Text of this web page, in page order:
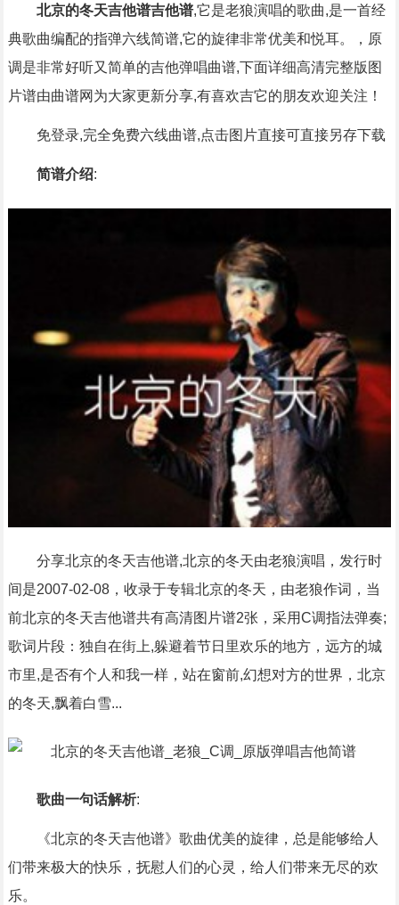
北京的冬天吉他谱吉他谱,它是老狼演唱的歌曲,是一首经
典歌曲编配的指弹六线简谱,它的旋律非常优美和悦耳。，原
调是非常好听又简单的吉他弹唱曲谱,下面详细高清完整版图
片谱由曲谱网为大家更新分享,有喜欢吉它的朋友欢迎关注！
免登录,完全免费六线曲谱,点击图片直接可直接另存下载
简谱介绍:
分享北京的冬天吉他谱,北京的冬天由老狼演唱，发行时
间是2007-02-08，收录于专辑北京的冬天，由老狼作词，当
前北京的冬天吉他谱共有高清图片谱2张，采用C调指法弹奏;
歌词片段：独自在街上,躲避着节日里欢乐的地方，远方的城
市里,是否有个人和我一样，站在窗前,幻想对方的世界，北京
的冬天,飘着白雪...
歌曲一句话解析:
《北京的冬天吉他谱》歌曲优美的旋律，总是能够给人
们带来极大的快乐，抚慰人们的心灵，给人们带来无尽的欢
乐。